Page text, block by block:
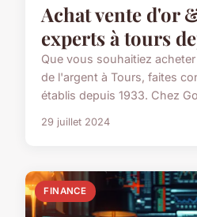
Achat vente d'or
experts à tours
Que vous souhaitiez
de l'argent à Tours, faites
établis depuis 1933. Chez
29 juillet 2024
FINANCE